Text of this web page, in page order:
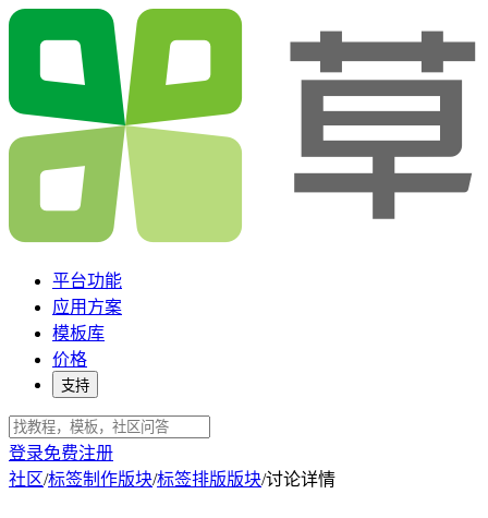
平台功能
应用方案
模板库
价格
支持
登录免费注册
社区/标签制作版块/标签排版版块/讨论详情